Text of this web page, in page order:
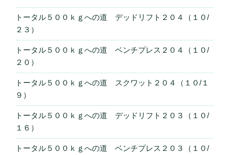
トータル５００ｋｇへの道 デッドリフト２０４（１０/
２３）
トータル５００ｋｇへの道 ベンチプレス２０４（１０/
２０）
トータル５００ｋｇへの道 スクワット２０４（１０/１
９）
トータル５００ｋｇへの道 デッドリフト２０３（１０/
１６）
トータル５００ｋｇへの道 ベンチプレス２０３（１０/